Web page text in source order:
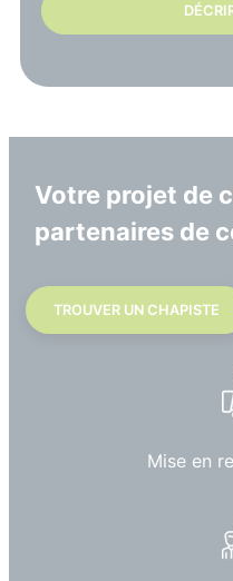
Votre projet de
partenaires de
TROUVER UN CHAPISTE
Mise en